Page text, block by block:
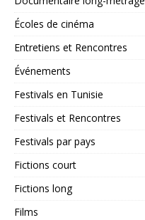
Écoles de cinéma
Entretiens et Rencontres
Événements
Festivals en Tunisie
Festivals et Rencontres
Festivals par pays
Fictions court
Fictions long
Films